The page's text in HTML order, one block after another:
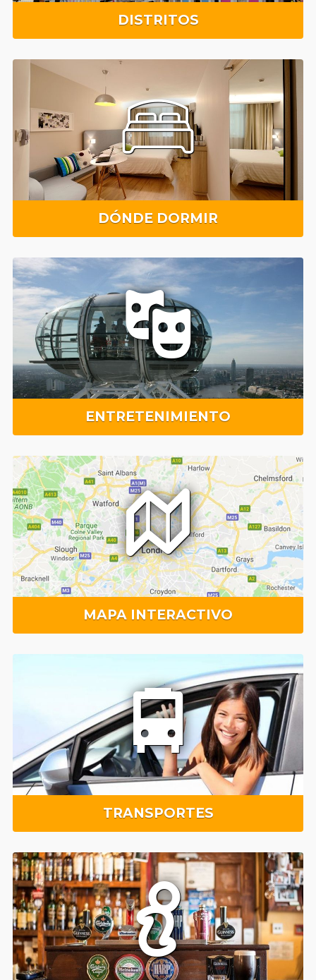
DISTRITOS
DÓNDE DORMIR
ENTRETENIMIENTO
MAPA INTERACTIVO
TRANSPORTES